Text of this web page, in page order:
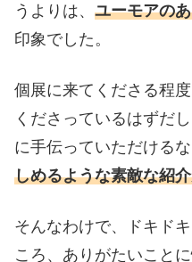
うよりは、 ユーモアの
印象でした。
個展に来てくださる程
くださっているはずだ
に手伝っていただけるな
しめるような素敵な紹
そんなわけで、ドキド
ころ、ありがたいこと